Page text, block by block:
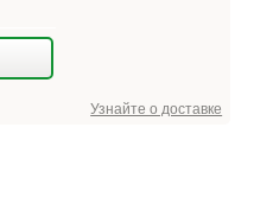
Узнайте о доставке